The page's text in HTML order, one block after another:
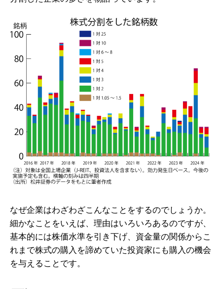
なぜ企業はわざわざこんなことをするのでしょうか。
細かなことをいえば、理由はいろいろあるのですが、
基本的には株価水準を引き下げ、資金量の関係からこ
れまで株式の購入を諦めていた投資家にも購入の機会
を与えることです。